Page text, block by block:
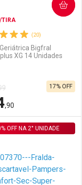
sem Desconto
79,99/cada
sem Desconto
79,99/cada
(20)
TIRA
Bigfral
XG 14 Unidades
,90
17% OFF
COMPRAR
Menos
OFF NA 2° UNIDADE